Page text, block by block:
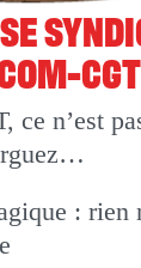
ce n’est
: rien